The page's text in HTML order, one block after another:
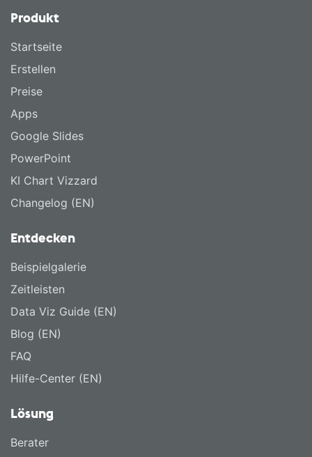
Produkt
Startseite
Erstellen
Preise
Apps
Google Slides
PowerPoint
KI Chart Vizzard
Changelog (EN)
Entdecken
Beispielgalerie
Zeitleisten
Data Viz Guide (EN)
Blog (EN)
FAQ
Hilfe-Center (EN)
Lösung
Berater